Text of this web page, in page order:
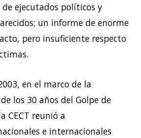
de ejecutados políticos y
un informe de enorme
pero insuficiente respecto
en el marco de la
los 30 años del Golpe de
CECT reunió a
e internacionales